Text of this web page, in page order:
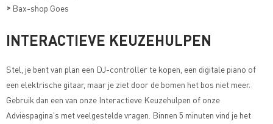
> Bax-shop Goes
INTERACTIEVE KEUZEHULPEN
Stel, je bent van plan een DJ-controller te kopen, een digitale piano of
een elektrische gitaar, maar je ziet door de bomen het bos niet meer.
Gebruik dan een van onze Interactieve Keuzehulpen of onze
Adviespagina's met veelgestelde vragen . Binnen 5 minuten vind je het